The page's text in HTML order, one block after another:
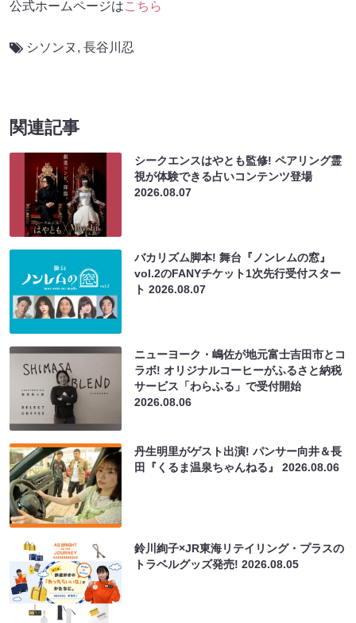
公式ホームページはこちら
シソンヌ , 長谷川忍
関連記事
シークエンスはやとも監修! ペアリング霊
視が体験できる占いコンテンツ登場
2026.08.07
バカリズム脚本! 舞台『ノンレムの窓』
vol.2のFANYチケット1次先行受付スター
ト2026.08.07
ニューヨーク・嶋佐が地元富士吉田市とコ
ラボ! オリジナルコーヒーがふるさと納税
サービス「わらふる」で受付開始
2026.08.06
丹生明里がゲスト出演! パンサー向井＆長
田『くるま温泉ちゃんねる』2026.08.06
鈴川絢子×JR東海リテイリング・プラスの
トラベルグッズ発売!2026.08.05